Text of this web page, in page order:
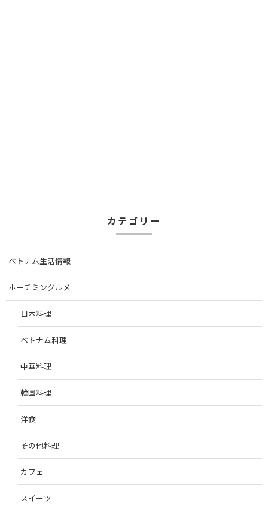
カテゴリー
ベトナム生活情報
ホーチミングルメ
日本料理
ベトナム料理
中華料理
韓国料理
洋食
その他料理
カフェ
スイーツ